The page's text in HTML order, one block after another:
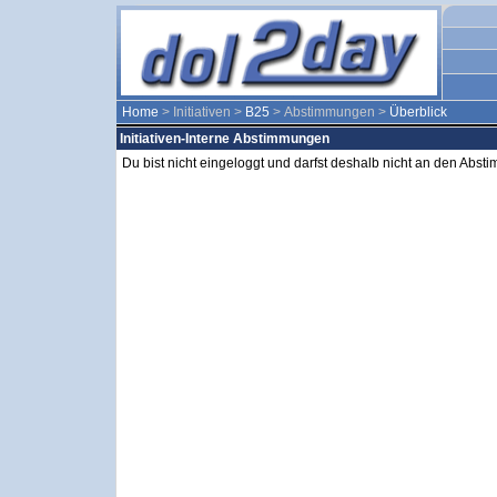
Home > Initiativen > B25 > Abstimmungen > Überblick
Initiativen-Interne Abstimmungen
Du bist nicht eingeloggt und darfst deshalb nicht an den